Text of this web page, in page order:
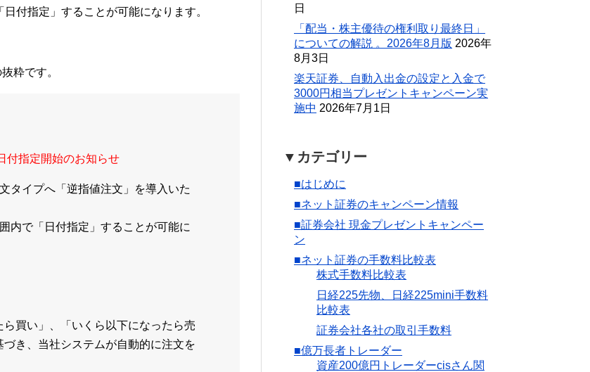
付指定」することが可能になります。
粋です。
付指定開始のお知らせ
タイプへ「逆指値注文」を導入いた
内で「日付指定」することが可能に
買い」、「いくら以下になったら売
き、当社システムが自動的に注文を
日
「配当・株主優待の権利取り最終日」
についての解説 。2026年8月版 2026年
8月3日
楽天証券、自動入出金の設定と入金で
3000円相当プレゼントキャンペーン実
施中 2026年7月1日
▼カテゴリー
■はじめに
■ネット証券のキャンペーン情報
■証券会社 現金プレゼントキャンペー
ン
■ネット証券の手数料比較表
株式手数料比較表
日経225先物、日経225mini手数料
比較表
証券会社各社の取引手数料
■億万長者トレーダー
資産200億円トレーダーcisさん関